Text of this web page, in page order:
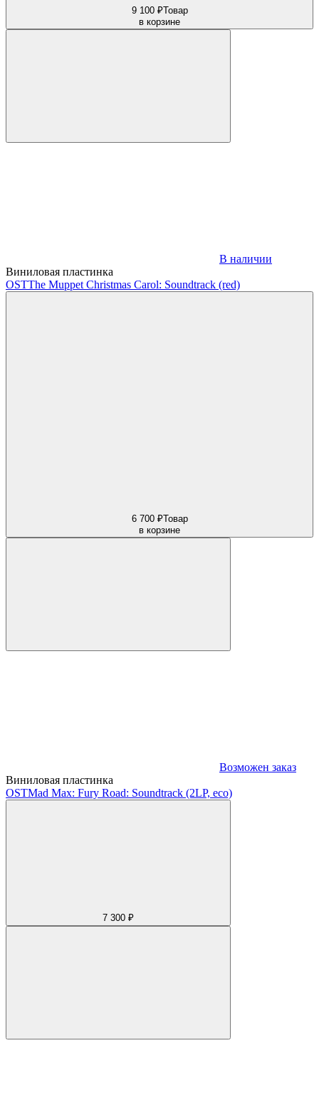
9 100 ₽Товар
в корзине
В наличии
Виниловая пластинка
OSTThe Muppet Christmas Carol: Soundtrack (red)
6 700 ₽Товар
в корзине
Возможен заказ
Виниловая пластинка
OSTMad Max: Fury Road: Soundtrack (2LP, eco)
7 300 ₽